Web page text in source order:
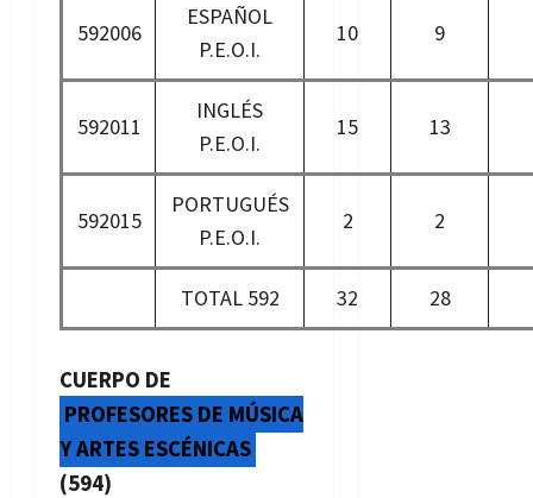
592006
ESPAÑOL
P.E.O.I.
10 9
592011
INGLÉS
P.E.O.I.
15 13
592015
PORTUGUÉS
P.E.O.I.
2 2
TOTAL 592 32 28
CUERPO DE
PROFESORES DE MÚSICA
Y ARTES ESCÉNICAS
(594)